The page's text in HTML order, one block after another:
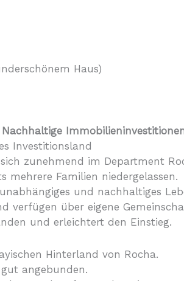
Haus)
Investitionsland
zunehmend im Department
Familien niedergelassen.
und nachhaltiges
verfügen über eigene
und erleichtert den Einstieg.
Hinterland von Rocha.
angebunden.